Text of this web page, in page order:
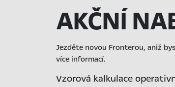
AKČNÍ
Jezděte novou Fronterou, aniž
více informací.
Vzorová kalkulace